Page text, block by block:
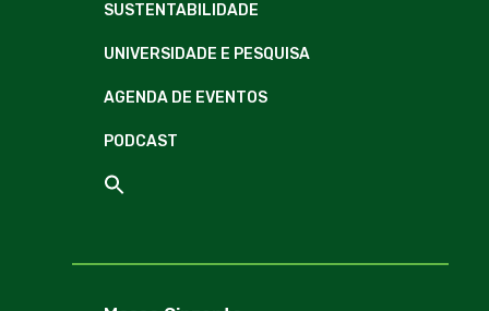
SUSTENTABILIDADE
UNIVERSIDADE E PESQUISA
AGENDA DE EVENTOS
PODCAST